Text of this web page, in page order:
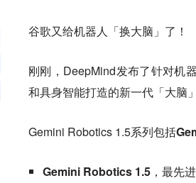
谷歌又给机器人 「换大脑」 了！
刚刚，DeepMind发布了针对机
和具身智能打造的新一代「大脑」
Gemini Robotics 1.5系列包括
Gemini Robotics 1.5 ，最先